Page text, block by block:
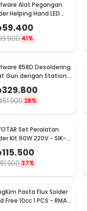
Alat Pegangan
Helping Hand LED
Pembesar 3.5X - TE-
59.400
41%
858D Desoldering
Gun dengan Station
750W
329.800
28%
Set Peralatan
Kit 60W 220V - SIK-
115.500
37%
Pasta Flux Solder
Free 10cc 1 PCS - RMA-